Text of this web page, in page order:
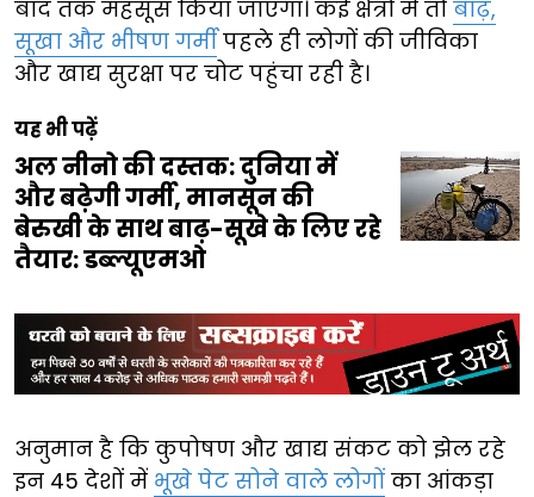
बाद तक महसूस किया जाएगा। कई क्षेत्रों में तो बाढ़,
सूखा और भीषण गर्मीपहले ही लोगों की जीविका
और खाद्य सुरक्षा पर चोट पहुंचा रही है।
यह भी पढ़ें
अल नीनो की दस्तक: दुनिया में
और बढ़ेगी गर्मी, मानसून की
बेरुखी के साथ बाढ़-सूखे के लिए रहे
तैयार: डब्ल्यूएमओ
अनुमान है कि कुपोषण और खाद्य संकट को झेल रहे
इन 45 देशों में भूखे पेट सोने वाले लोगों का आंकड़ा